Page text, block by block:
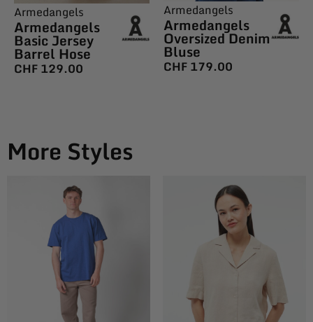
Armedangels
Armedangels
Basic Jersey
Barrel Hose
CHF129.00
Armedangels
Armedangels
Oversized Denim
Bluse
CHF179.00
More Styles